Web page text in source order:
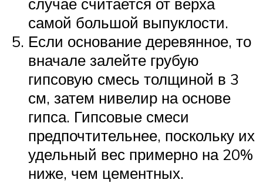
самой большой выпуклости.
Если основание деревянное, то
вначале залейте грубую
гипсовую смесь толщиной в 3
см, затем нивелир на основе
гипса. Гипсовые смеси
предпочтительнее, поскольку их
удельный вес примерно на 20%
ниже, чем цементных.